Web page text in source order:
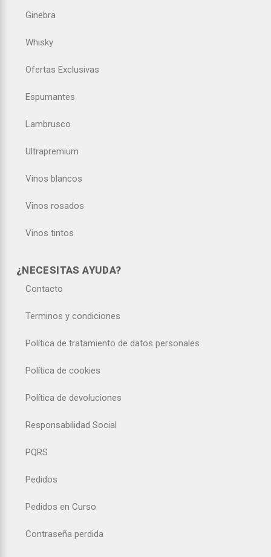
Ginebra
Whisky
Ofertas Exclusivas
Espumantes
Lambrusco
Ultrapremium
Vinos blancos
Vinos rosados
Vinos tintos
¿NECESITAS AYUDA?
Contacto
Terminos y condiciones
Política de tratamiento de datos personales
Política de cookies
Política de devoluciones
Responsabilidad Social
PQRS
Pedidos
Pedidos en Curso
Contraseña perdida